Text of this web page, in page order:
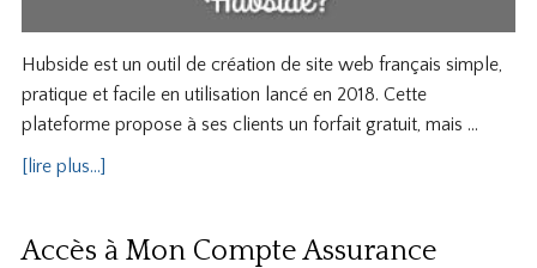
Hubside est un outil de création de site web français simple,
pratique et facile en utilisation lancé en 2018. Cette
plateforme propose à ses clients un forfait gratuit, mais …
[lire plus...]
Accès à Mon Compte Assurance